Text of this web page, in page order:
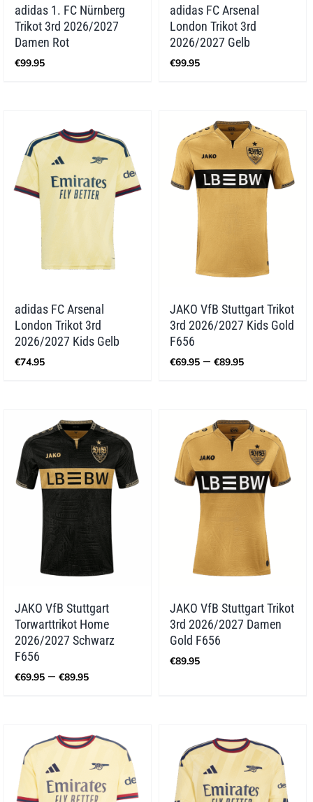
adidas 1. FC Nürnberg
Trikot 3rd 2026/2027
Damen Rot
€99.95
adidas FC Arsenal
London Trikot 3rd
2026/2027 Gelb
€99.95
adidas FC Arsenal
London Trikot 3rd
2026/2027 Kids Gelb
€74.95
JAKO VfB Stuttgart Trikot
3rd 2026/2027 Kids Gold
F656
€69.95 – €89.95
JAKO VfB Stuttgart
Torwarttrikot Home
2026/2027 Schwarz
F656
€69.95 – €89.95Preisspanne:
JAKO VfB Stuttgart Trikot
3rd 2026/2027 Damen
Gold F656
€89.95